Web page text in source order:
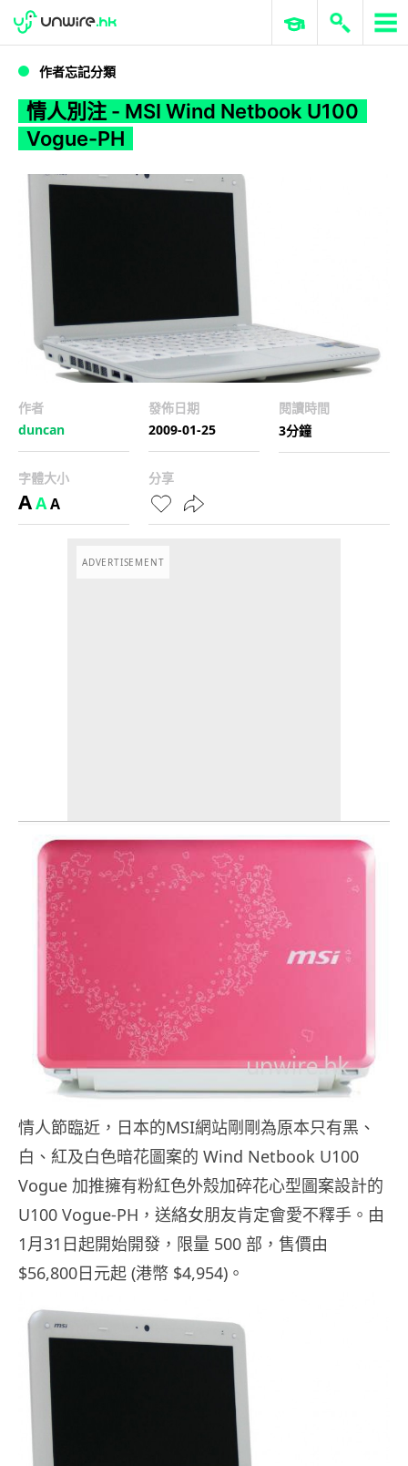
WWDC 2026 ERP 與商業 AI
作者忘記分類
情人別注 - MSI Wind Netbook U100
Vogue-PH
作者
duncan
發佈日期
2009-01-25
閱讀時間
3分鐘
字體大小
AAA
分享
ADVERTISEMENT
情人節臨近，日本的MSI網站剛剛為原本只有黑、
白、紅及白色暗花圖案的 Wind Netbook U100
Vogue 加推擁有粉紅色外殼加碎花心型圖案設計的
U100 Vogue-PH，送絡女朋友肯定會愛不釋手。由
1月31日起開始開發，限量 500 部，售價由
$56,800日元起 (港幣 $4,954)。